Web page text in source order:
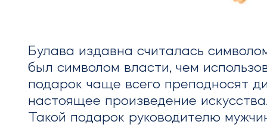
Булава издавна считалась
был символом власти, чем
подарок чаще всего преподносят
настоящее произведение
Такой подарок руководителю